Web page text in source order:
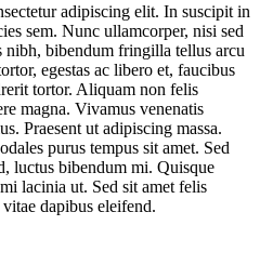
adipiscing elit. In suscipit in
sem. Nunc ullamcorper, nisi sed
nibh, bibendum fringilla tellus arcu
egestas ac libero et, faucibus
tortor. Aliquam non felis
magna. Vivamus venenatis
Praesent ut adipiscing massa.
purus tempus sit amet. Sed
luctus bibendum mi. Quisque
lacinia ut. Sed sit amet felis
dapibus eleifend.